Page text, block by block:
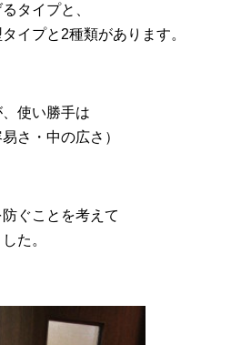
タイプと、
イプと2種類があります。
使い勝手は
さ・中の広さ）
ぐことを考えて
た。